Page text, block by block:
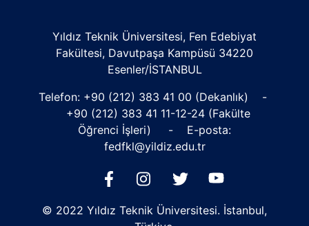
Yıldız Teknik Üniversitesi, Fen Edebiyat
Fakültesi, Davutpaşa Kampüsü 34220
Esenler/İSTANBUL
Telefon: +90 (212) 383 41 00 (Dekanlık) -
+90 (212) 383 41 11-12-24 (Fakülte
Öğrenci İşleri) - E-posta:
fedfkl@yildiz.edu.tr
© 2022 Yıldız Teknik Üniversitesi. İstanbul,